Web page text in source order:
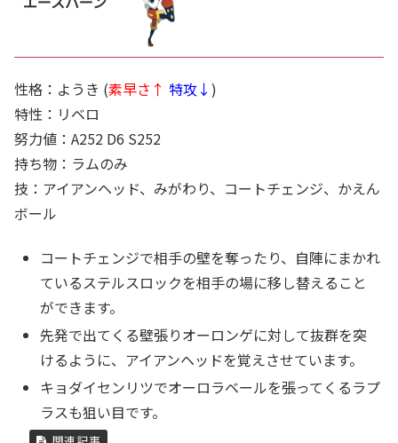
性格：ようき (素早さ↑ 特攻↓ )
特性：リベロ
努力値：A252 D6 S252
持ち物：ラムのみ
技：アイアンヘッド、みがわり、コートチェンジ、かえん
ボール
コートチェンジで相手の壁を奪ったり、自陣にまかれ
ているステルスロックを相手の場に移し替えること
ができます。
先発で出てくる壁張りオーロンゲに対して抜群を突
けるように、アイアンヘッドを覚えさせています。
キョダイセンリツでオーロラベールを張ってくるラプ
ラスも狙い目です。